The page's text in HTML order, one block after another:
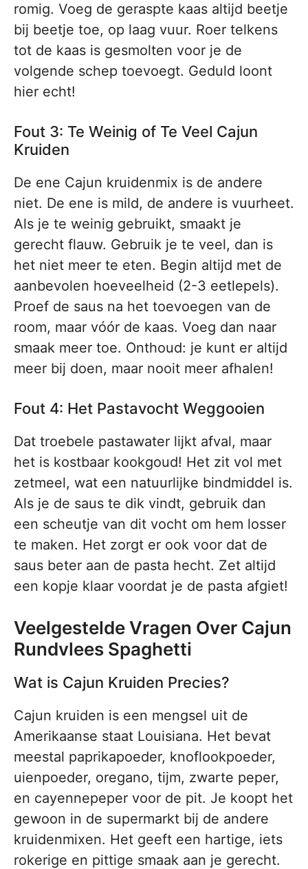
romig. Voeg de geraspte kaas altijd beetje
bij beetje toe, op laag vuur. Roer telkens
tot de kaas is gesmolten voor je de
volgende schep toevoegt. Geduld loont
hier echt!
Fout 3: Te Weinig of Te Veel Cajun
Kruiden
De ene Cajun kruidenmix is de andere
niet. De ene is mild, de andere is vuurheet.
Als je te weinig gebruikt, smaakt je
gerecht flauw. Gebruik je te veel, dan is
het niet meer te eten. Begin altijd met de
aanbevolen hoeveelheid (2-3 eetlepels).
Proef de saus na het toevoegen van de
room, maar vóór de kaas. Voeg dan naar
smaak meer toe. Onthoud: je kunt er altijd
meer bij doen, maar nooit meer afhalen!
Fout 4: Het Pastavocht Weggooien
Dat troebele pastawater lijkt afval, maar
het is kostbaar kookgoud! Het zit vol met
zetmeel, wat een natuurlijke bindmiddel is.
Als je de saus te dik vindt, gebruik dan
een scheutje van dit vocht om hem losser
te maken. Het zorgt er ook voor dat de
saus beter aan de pasta hecht. Zet altijd
een kopje klaar voordat je de pasta afgiet!
Veelgestelde Vragen Over Cajun
Rundvlees Spaghetti
Wat is Cajun Kruiden Precies?
Cajun kruiden is een mengsel uit de
Amerikaanse staat Louisiana. Het bevat
meestal paprikapoeder, knoflookpoeder,
uienpoeder, oregano, tijm, zwarte peper,
en cayennepeper voor de pit. Je koopt het
gewoon in de supermarkt bij de andere
kruidenmixen. Het geeft een hartige, iets
rokerige en pittige smaak aan je gerecht.